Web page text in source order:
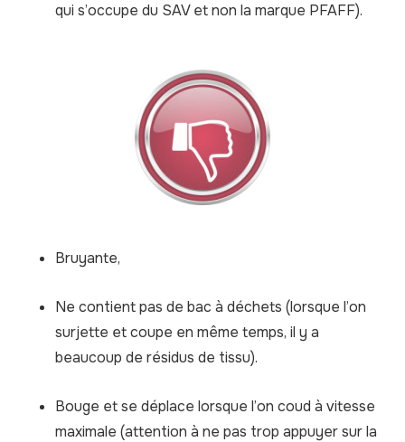
qui s’occupe du SAV et non la marque PFAFF).
Bruyante,
Ne contient pas de bac à déchets (lorsque l’on
surjette et coupe en même temps, il y a
beaucoup de résidus de tissu).
Bouge et se déplace lorsque l’on coud à vitesse
maximale (attention à ne pas trop appuyer sur la